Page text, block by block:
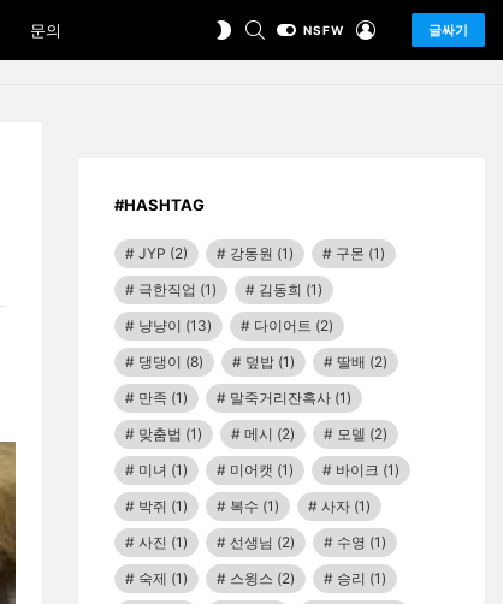
문의
SWITCHSEARCHNSFW 글싸기
#HASHTAG
JYP (2) 강동원 (1) 구몬 (1)
극한직업 (1) 김동희 (1)
냥냥이 (13) 다이어트 (2)
댕댕이 (8) 덮밥 (1) 딸배 (2)
만족 (1) 말죽거리잔혹사 (1)
맞춤법 (1) 메시 (2) 모델 (2)
미녀 (1) 미어캣 (1) 바이크 (1)
박쥐 (1) 복수 (1) 사자 (1)
사진 (1) 선생님 (2) 수영 (1)
숙제 (1) 스윙스 (2) 승리 (1)